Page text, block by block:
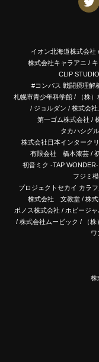
イオン北海道株式会社 /
株式会社キャラアニ /
CLIP
#コンパス 戦闘摂理解
札幌市青少年科学館/ （株
/ ジョルダン / 株式会社
第一ゴム株式会社 /
タカハシグ
株式会社日本インターク
有限会社 橋本漆芸 /
初音ミク -TAP WONDER-
フジミ
プロジェクトセカイ カラ
株式会社 文教堂 / 株
ポノス株式会社 / ホビージャ
/ 株式会社ムービック / （
ワ
株